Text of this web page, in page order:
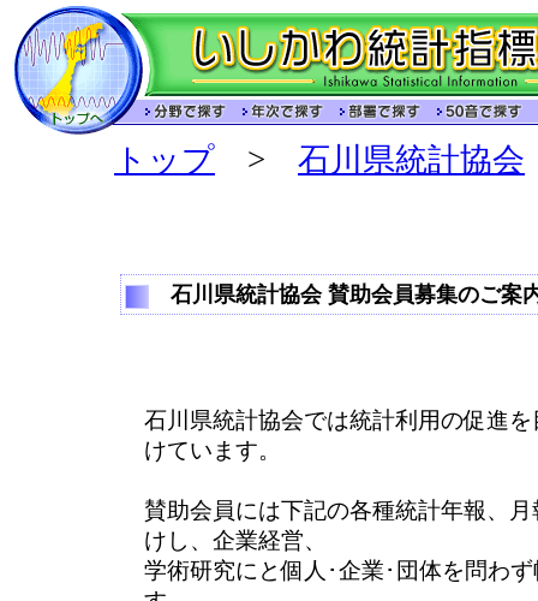
トップ > 石川県統計協会
石川県統計協会 賛助会員募集のご案
石川県統計協会では統計利用の促進
けています。
賛助会員には下記の各種統計年報、
けし、企業経営、
学術研究にと個人･企業･団体を問わ